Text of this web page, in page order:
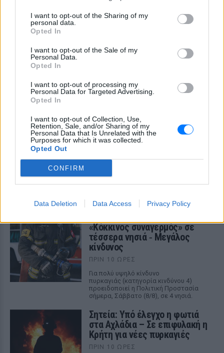
I want to opt-out of the Sharing of my
personal data.
Opted In
I want to opt-out of the Sale of my
Personal Data.
Opted In
I want to opt-out of processing my
Personal Data for Targeted Advertising.
Opted In
I want to opt-out of Collection, Use,
Retention, Sale, and/or Sharing of my
Personal Data that Is Unrelated with the
Purposes for which it was collected.
Opted Out
CONFIRM
Data Deletion Data Access Privacy Policy
ζέστη σήμερα
ζέστη και πώς να προετοιμαστείτε
Αύγουστος: Ρεκόρ Αναχωρήσεων με 56.000
Ταξιδιώτες στα Λιμάνια
Χιλιάδες ταξιδιώτες πλημμυρίζουν τα λιμάνια - πάνω από
56.000 αναχωρήσεις σε μία μέρα. Ποιοι είναι οι πιο
ΠΡΙΝ 10 ΏΡΕΣ
«Κόκκινος συναγερμός» σε
τέσσερα νησιά ‑ Μεγάλος
κίνδυνος
ΠΡΙΝ 10 ΏΡΕΣ
Για πολύ υψηλό κίνδυνο
πυρκαγιάς (κατηγορία κινδύνου 4)
προειδοποιεί η Πολιτική Προστασία
σήμερα, Σάββατο (8/8), σε 4 νησιά.
Σητεία: Υπό έλεγχο η φωτιά
στα Αχλάδια – Σε επιφυλακή η
Κρήτη για νέες πυρκαγιές
ΠΡΙΝ 10 ΏΡΕΣ